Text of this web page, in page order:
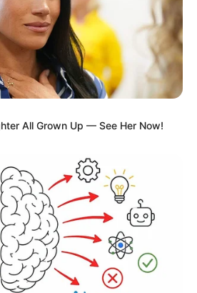
TİBB
və şişkinliyin təbii
XƏBƏRDARLIQ
All Grown Up — See Her Now!